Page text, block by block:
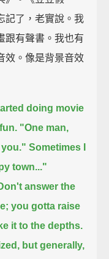
記了，老實說。我
跟有聲書。我也有
效。像是背景音效
doing movie
"One man,
you." Sometimes I
town..."
answer the
you gotta raise
it to the depths.
but generally,